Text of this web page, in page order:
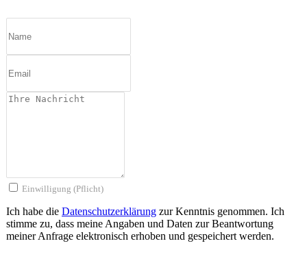
Einwilligung (Pflicht)
Ich habe die Datenschutzerklärung zur Kenntnis genommen. Ich
stimme zu, dass meine Angaben und Daten zur Beantwortung
meiner Anfrage elektronisch erhoben und gespeichert werden.